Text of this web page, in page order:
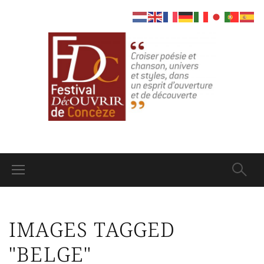
IMAGES TAGGED
"BELGE"